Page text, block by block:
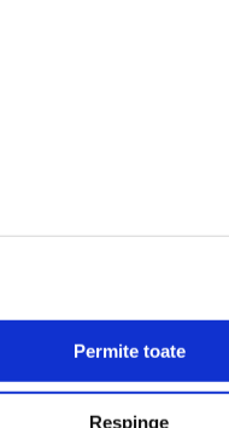
Permite toate
Respinge